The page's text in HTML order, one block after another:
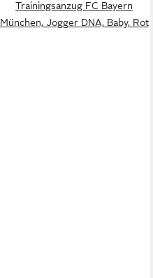
Trainingsanzug FC Bayern
München, Jogger DNA, Baby, Rot